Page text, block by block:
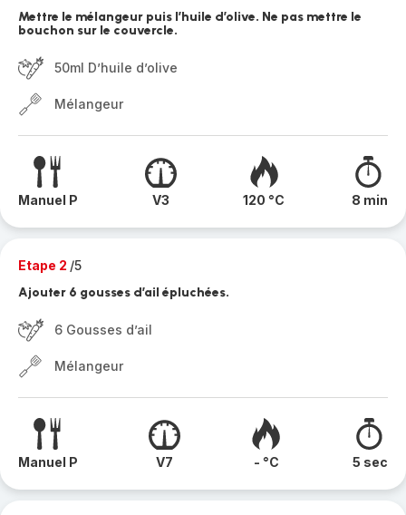
Mettre le mélangeur puis l’huile d’olive. Ne pas mettre le
bouchon sur le couvercle.
50ml D’huile d’olive
Mélangeur
Manuel P V3 120 °C 8 min
Etape 2 /5
Ajouter 6 gousses d’ail épluchées.
6 Gousses d’ail
Mélangeur
Manuel P V7 - °C 5 sec